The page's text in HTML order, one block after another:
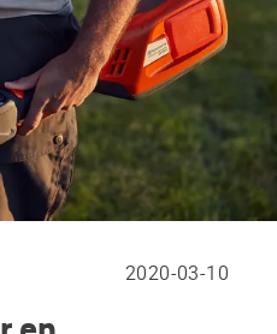
2020-03-10